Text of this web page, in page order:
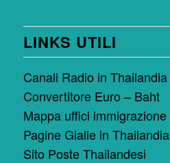
LINKS UTILI
Canali Radio in Thailandia
Convertitore Euro – Baht
Mappa uffici immigrazione
Pagine Gialle in Thailandia
Sito Poste Thailandesi